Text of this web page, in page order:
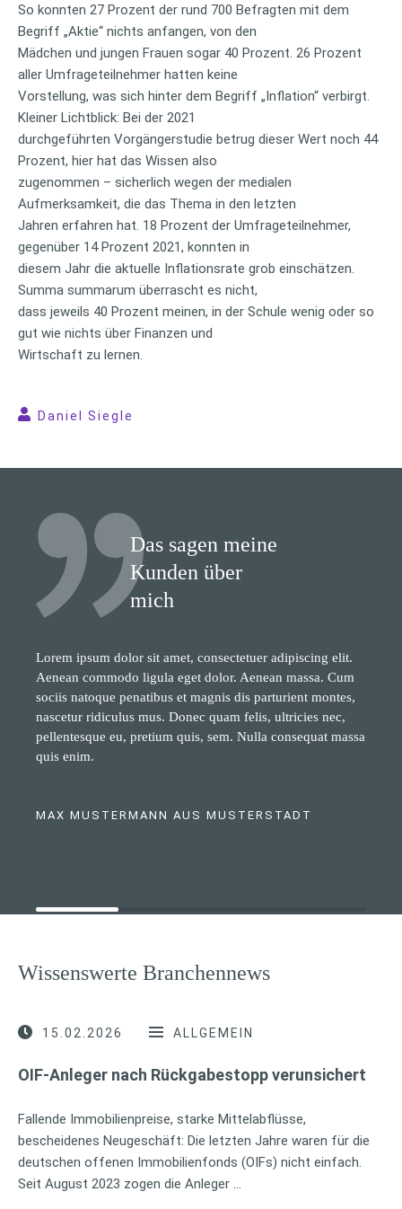
So konnten 27 Prozent der rund 700 Befragten mit dem
Begriff „Aktie“ nichts anfangen, von den
Mädchen und jungen Frauen sogar 40 Prozent. 26 Prozent
aller Umfrageteilnehmer hatten keine
Vorstellung, was sich hinter dem Begriff „Inflation“ verbirgt.
Kleiner Lichtblick: Bei der 2021
durchgeführten Vorgängerstudie betrug dieser Wert noch 44
Prozent, hier hat das Wissen also
zugenommen – sicherlich wegen der medialen
Aufmerksamkeit, die das Thema in den letzten
Jahren erfahren hat. 18 Prozent der Umfrageteilnehmer,
gegenüber 14 Prozent 2021, konnten in
diesem Jahr die aktuelle Inflationsrate grob einschätzen.
Summa summarum überrascht es nicht,
dass jeweils 40 Prozent meinen, in der Schule wenig oder so
gut wie nichts über Finanzen und
Wirtschaft zu lernen.
Daniel Siegle
Das sagen meine
Kunden über
mich
Lorem ipsum dolor sit amet, consectetuer adipiscing elit.
Aenean commodo ligula eget dolor. Aenean massa. Cum
sociis natoque penatibus et magnis dis parturient montes,
nascetur ridiculus mus. Donec quam felis, ultricies nec,
pellentesque eu, pretium quis, sem. Nulla consequat massa
quis enim.
MAX MUSTERMANN AUS MUSTERSTADT
Wissenswerte Branchennews
15.02.2026 ALLGEMEIN
OIF-Anleger nach Rückgabestopp verunsichert
Fallende Immobilienpreise, starke Mittelabflüsse,
bescheidenes Neugeschäft: Die letzten Jahre waren für die
deutschen offenen Immobilienfonds (OIFs) nicht einfach.
Seit August 2023 zogen die Anleger …